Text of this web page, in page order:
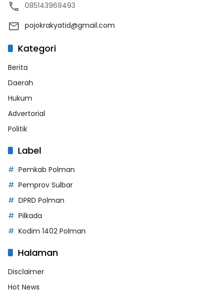
085143969493
pojokrakyatid@gmail.com
Kategori
Berita
Daerah
Hukum
Advertorial
Politik
Label
Pemkab Polman
Pemprov Sulbar
DPRD Polman
Pilkada
Kodim 1402 Polman
Halaman
Disclaimer
Hot News